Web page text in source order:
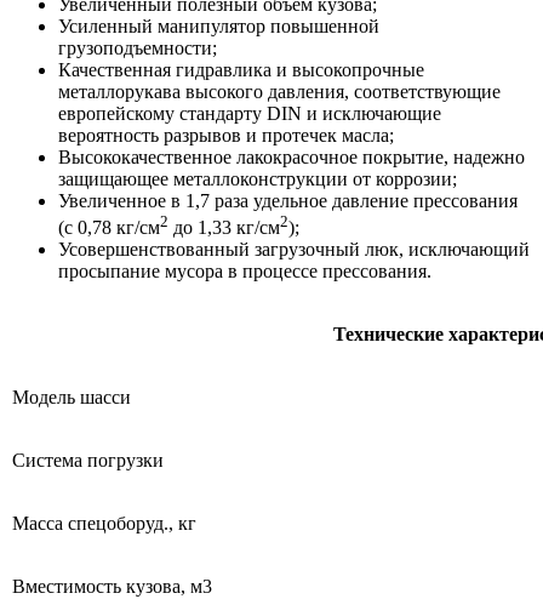
Увеличенный полезный объем кузова;
Усиленный манипулятор повышенной
грузоподъемности;
Качественная гидравлика и высокопрочные
металлорукава высокого давления, соответствующие
европейскому стандарту DIN и исключающие
вероятность разрывов и протечек масла;
Высококачественное лакокрасочное покрытие, надежно
защищающее металлоконструкции от коррозии;
Увеличенное в 1,7 раза удельное давление прессования
(с 0,78 кг/см2 до 1,33 кг/см2);
Усовершенствованный загрузочный люк, исключающий
просыпание мусора в процессе прессования.
Технические
Модель шасси
Система погрузки
Масса спецоборуд., кг
Вместимость кузова, м3